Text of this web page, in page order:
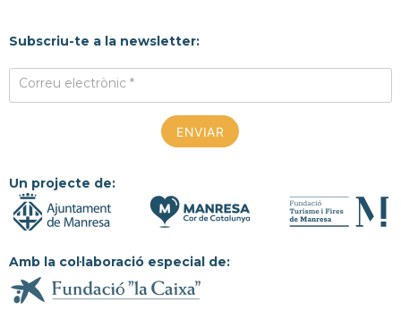
Subscriu-te a la newsletter:
Correu electrònic *
Un projecte de:
Amb la col·laboració especial de: